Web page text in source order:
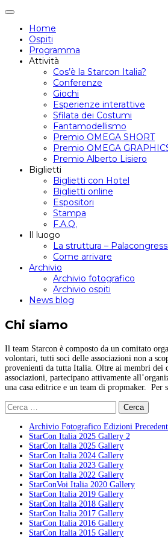
Attiva/disattiva
navigazione
Home
Ospiti
Programma
Attività
Cos’è la Starcon Italia?
Conferenze
Giochi
Esperienze interattive
Sfilata dei Costumi
Fantamodellismo
Premio OMEGA SHORT
Premio OMEGA
Premio Alberto Lisiero
Biglietti
Biglietti con Hotel
Biglietti online
Espositori
Stampa
F.A.Q.
Il luogo
La struttura – Palacongressi
Come arrivare
Archivio
Archivio fotografico
Archivio ospiti
News blog
Chi siamo
Il team Starcon è composto da un comitato
volontari, tutti soci delle associazioni non a
provenienti da tutta Italia. Oltre ai membri
associazioni, partecipano attivamente
una casa editrice e un team di propmaker. Per
Ricerca
per:
Archivio Fotografico Edizioni
StarCon Italia 2025 Gallery 2
StarCon Italia 2025 Gallery
StarCon Italia 2024 Gallery
StarCon Italia 2023 Gallery
StarCon Italia 2022 Gallery
StarConVoi Italia 2020 Gallery
StarCon Italia 2019 Gallery
StarCon Italia 2018 Gallery
StarCon Italia 2017 Gallery
StarCon Italia 2016 Gallery
StarCon Italia 2015 Gallery